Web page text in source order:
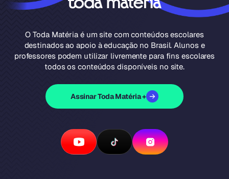
O Toda Matéria é um site com conteúdos escolares
destinados ao apoio à educação no Brasil. Alunos e
professores podem utilizar livremente para fins escolares
todos os conteúdos disponíveis no site.
Assinar Toda Matéria +